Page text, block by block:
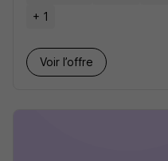
+ 1
Voir l’offre